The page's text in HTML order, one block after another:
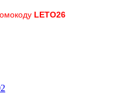
LETO26